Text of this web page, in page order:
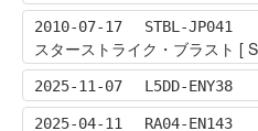
2010-07-17 STBL-JP041
スターストライク・ブラスト [
2025-11-07 L5DD-ENY38
2025-04-11 RA04-EN143